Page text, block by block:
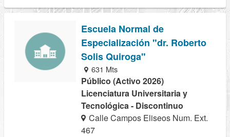
Escuela Normal de
Especialización "dr. Roberto
Solis Quiroga"
631 Mts
Público (Activo 2026)
Licenciatura Universitaria y
Tecnológica - Discontinuo
Calle Campos Eliseos Num. Ext.
467